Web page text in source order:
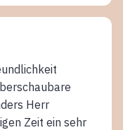
Herr
Zeit ein sehr